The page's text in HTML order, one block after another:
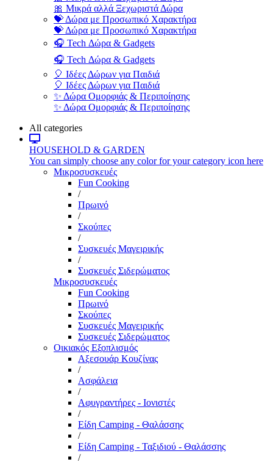
🎀 Μικρά αλλά Ξεχωριστά Δώρα
💝 Δώρα με Προσωπικό Χαρακτήρα
💝 Δώρα με Προσωπικό Χαρακτήρα
🎧 Tech Δώρα & Gadgets
🎧 Tech Δώρα & Gadgets
🎈 Ιδέες Δώρων για Παιδιά
🎈 Ιδέες Δώρων για Παιδιά
✨ Δώρα Ομορφιάς & Περιποίησης
✨ Δώρα Ομορφιάς & Περιποίησης
All categories
HOUSEHOLD & GARDEN
You can simply choose any color for your category icon here
Μικροσυσκευές
Fun Cooking
/
Πρωινό
/
Σκούπες
/
Συσκευές Μαγειρικής
/
Συσκευές Σιδερώματος
Μικροσυσκευές
Fun Cooking
Πρωινό
Σκούπες
Συσκευές Μαγειρικής
Συσκευές Σιδερώματος
Οικιακός Εξοπλισμός
Αξεσουάρ Κουζίνας
/
Ασφάλεια
/
Αφυγραντήρες - Ιονιστές
/
Είδη Camping - Θαλάσσης
/
Είδη Camping - Ταξιδιού - Θαλάσσης
/